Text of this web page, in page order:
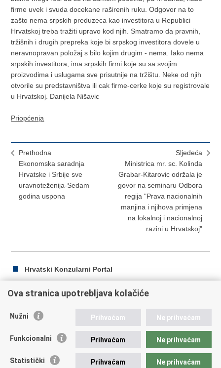
firme uvek i svuda docekane raširenih ruku. Odgovor na to
zašto nema srpskih preduzeca kao investitora u Republici
Hrvatskoj treba tražiti upravo kod njih. Smatramo da pravnih,
tržišnih i drugih prepreka koje bi srpskog investitora dovele u
neravnopravan položaj s bilo kojim drugim - nema. Iako nema
srpskih investitora, ima srpskih firmi koje su sa svojim
proizvodima i uslugama sve prisutnije na tržištu. Neke od njih
otvorile su predstavništva ili cak firme-cerke koje su registrovale
u Hrvatskoj. Danijela Nišavic
Priopćenja
Prethodna
Ekonomska saradnja
Hrvatske i Srbije sve
uravnoteženija-Sedam
godina uspona
Sljedeća
Ministrica mr. sc. Kolinda
Grabar-Kitarovic održala je
govor na seminaru Odbora
regija "Prava nacionalnih
manjina i njihova primjena
na lokalnoj i nacionalnoj
razini u Hrvatskoj"
Hrvatski Konzularni Portal
Ispiši
Podijeli
Facebooku
Twitteru
Republika Hrvatska
Trg N.Š. Zrinskog 7-8, 10000 Zagreb
Ova stranica upotrebljava kolačiće
Nužni Prihvaćam Ne prihvaćam
Funkcionalni Prihvaćam Ne prihvaćam
Statistički Prihvaćam Ne prihvaćam